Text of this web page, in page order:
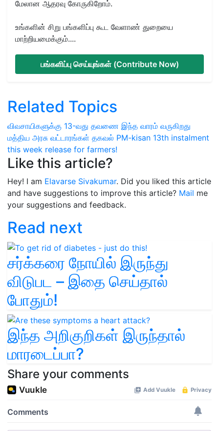
மேலான ஆதரவு கோருகிறோம்.
உங்களின் சிறு பங்களிப்பு கூட வேளாண் துறையை
மாற்றியமைக்கும்....
பங்களிப்பு செய்யுங்கள் (Contribute Now)
Related Topics
விவசாயிகளுக்கு 13-வது தவணை இந்த வாரம் வருகிறது
மத்திய அரசு வட்டாரங்கள் தகவல் PM-kisan 13th instalment
this week release for farmers!
Like this article?
Hey! I am Elavarse Sivakumar. Did you liked this article
and have suggestions to improve this article? Mail me
your suggestions and feedback.
Read next
சர்க்கரை நோயில் இருந்து
விடுபட – இதை செய்தால்
போதும்!
இந்த அறிகுறிகள் இருந்தால்
மாரடைப்பா?
Share your comments